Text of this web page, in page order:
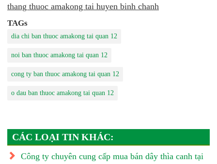
thang thuoc amakong tai huyen binh chanh
TAGs
dia chi ban thuoc amakong tai quan 12
noi ban thuoc amakong tai quan 12
cong ty ban thuoc amakong tai quan 12
o dau ban thuoc amakong tai quan 12
CÁC LOẠI TIN KHÁC:
Công ty chuyên cung cấp mua bán dây thìa canh tại